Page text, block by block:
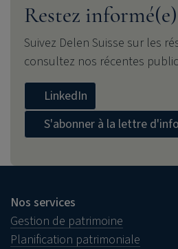
Restez informé(e)
Suivez Delen Suisse sur les
consultez nos récentes
LinkedIn
S'abonner à la lettre
Nos services
Gestion de patrimoine
Planification patrimoniale